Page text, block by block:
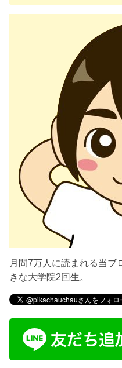
月間7万人に読まれる当ブ
きな大学院2回生。